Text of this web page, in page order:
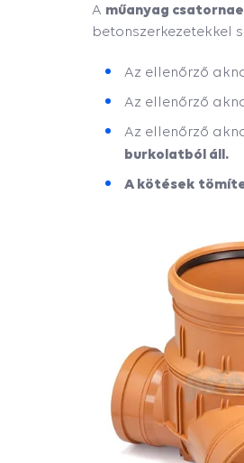
A műanyag
betonszerkezetekkel
Az ellenőrző
Az ellenőrző
Az ellenőrző
burkolatból áll.
A kötések